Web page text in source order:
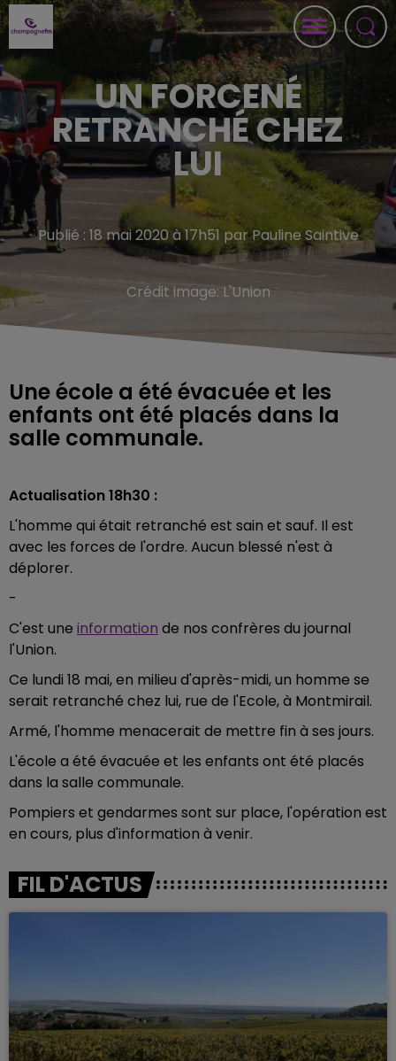
UN FORCENÉ
RETRANCHÉ CHEZ
LUI
Publié : 18 mai 2020 à 17h51 par Pauline Saintive
Crédit image: L'Union
Une école a été évacuée et les
enfants ont été placés dans la
salle communale.
Actualisation 18h30 :
L'homme qui était retranché est sain et sauf. Il est
avec les forces de l'ordre. Aucun blessé n'est à
déplorer.
-
C'est une information de nos confrères du journal
l'Union.
Ce lundi 18 mai, en milieu d'après-midi, un homme se
serait retranché chez lui, rue de l'Ecole, à Montmirail.
Armé, l'homme menacerait de mettre fin à ses jours.
L'école a été évacuée et les enfants ont été placés
dans la salle communale.
Pompiers et gendarmes sont sur place, l'opération est
en cours, plus d'information à venir.
FIL D'ACTUS